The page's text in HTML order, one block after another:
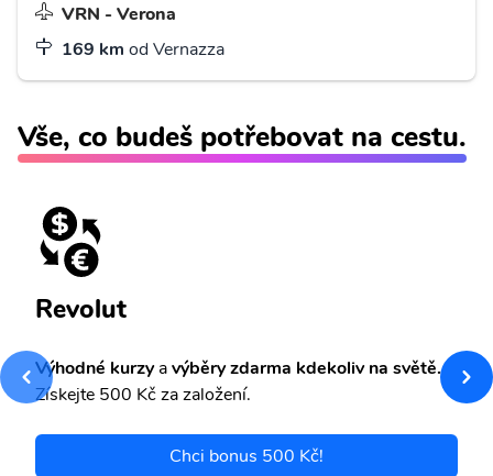
VRN - Verona
169 km od Vernazza
Vše, co budeš potřebovat na cestu.
Revolut
Výhodné kurzyavýběry zdarma kdekoliv na světě.
Získejte 500 Kč za založení.
Chci bonus 500 Kč!